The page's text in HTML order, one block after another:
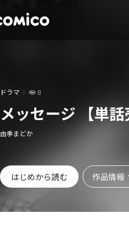
ドラマ 8
メッセージ 【単
由季まどか
はじめから読む 作品情報